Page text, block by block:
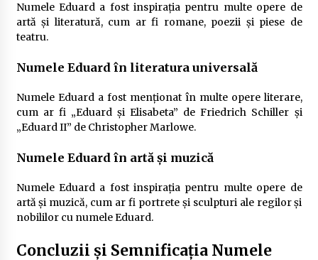
Numele Eduard a fost inspirația pentru multe opere de
artă și literatură, cum ar fi romane, poezii și piese de
teatru.
Numele Eduard în literatura universală
Numele Eduard a fost menționat în multe opere literare,
cum ar fi „Eduard și Elisabeta” de Friedrich Schiller și
„Eduard II” de Christopher Marlowe.
Numele Eduard în artă și muzică
Numele Eduard a fost inspirația pentru multe opere de
artă și muzică, cum ar fi portrete și sculpturi ale regilor și
nobililor cu numele Eduard.
Concluzii și Semnificația Numele